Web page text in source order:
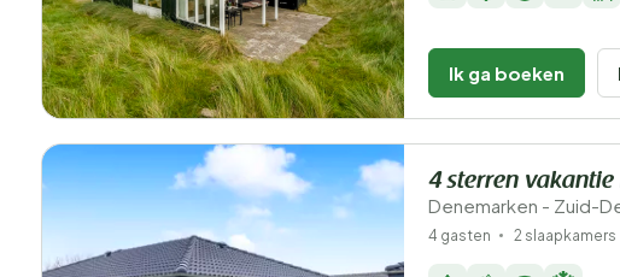
Ik ga boeken
4 sterren vakantie
Denemarken - Zuid-
4 gasten 2 slaapkamers